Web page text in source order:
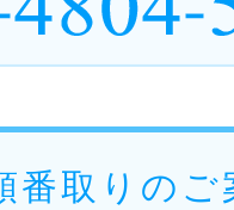
番取りのご